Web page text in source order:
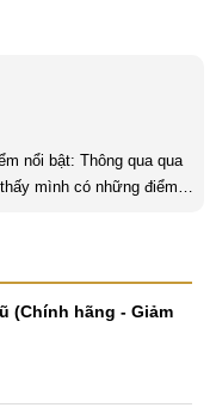
mình có những điểm
thích chạy bộ, nghe
(Chính hãng - Giảm